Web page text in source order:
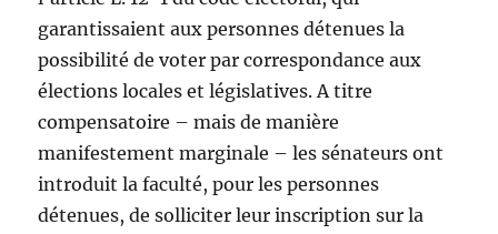
garantissaient aux personnes détenues la
possibilité de voter par correspondance aux
élections locales et législatives. A titre
compensatoire – mais de manière
manifestement marginale – les sénateurs ont
introduit la faculté, pour les personnes
détenues, de solliciter leur inscription sur la